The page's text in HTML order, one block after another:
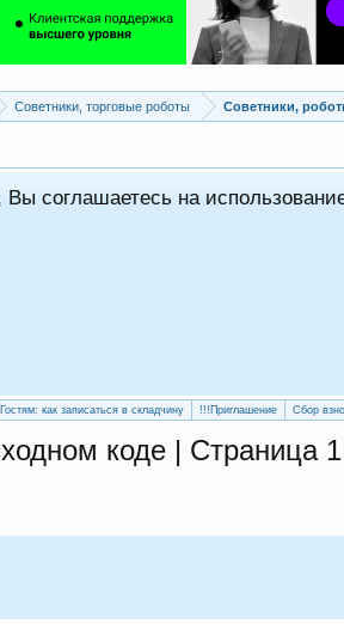
Советники, торговые роботы
соглашаетесь на
Гостям: как записаться в складчину !!!Приглашение Сбор
коде | Страница 1